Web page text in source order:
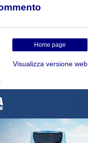
Home page
Visualizza versione web